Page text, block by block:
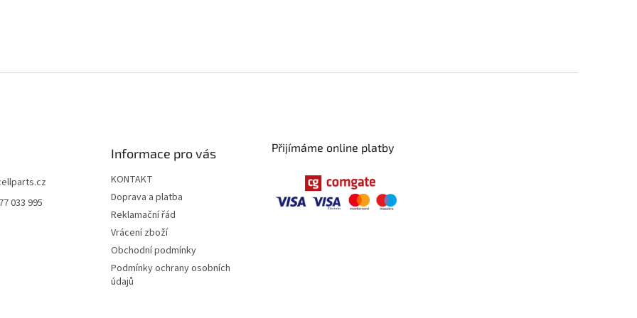
033 995
Informace pro vás
KONTAKT
Doprava a platba
Reklamační řád
Vrácení zboží
Obchodní podmínky
Podmínky ochrany osobních
údajů
Přijímáme online platby